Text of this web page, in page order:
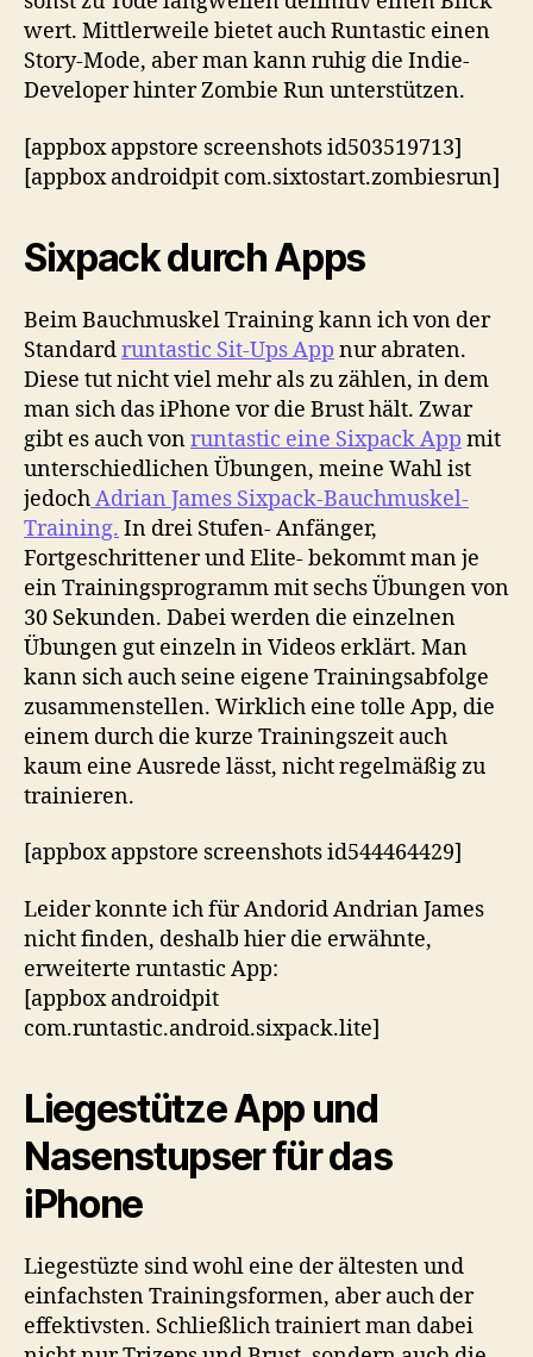
wert. Mittlerweile bietet auch Runtastic einen
Story-Mode, aber man kann ruhig die Indie-
Developer hinter Zombie Run unterstützen.
[appbox appstore screenshots id503519713]
[appbox androidpit com.sixtostart.zombiesrun]
Sixpack durch Apps
Beim Bauchmuskel Training kann ich von der
Standardruntastic Sit-Ups App nur abraten.
Diese tut nicht viel mehr als zu zählen, in dem
man sich das iPhone vor die Brust hält. Zwar
gibt es auch vonruntastic eine Sixpack App mit
unterschiedlichen Übungen, meine Wahl ist
jedochAdrian James Sixpack-Bauchmuskel-
Training. In drei Stufen- Anfänger,
Fortgeschrittener und Elite- bekommt man je
ein Trainingsprogramm mit sechs Übungen von
30 Sekunden. Dabei werden die einzelnen
Übungen gut einzeln in Videos erklärt. Man
kann sich auch seine eigene Trainingsabfolge
zusammenstellen. Wirklich eine tolle App, die
einem durch die kurze Trainingszeit auch
kaum eine Ausrede lässt, nicht regelmäßig zu
trainieren.
[appbox appstore screenshots id544464429]
Leider konnte ich für Andorid Andrian James
nicht finden, deshalb hier die erwähnte,
erweiterte runtastic App:
[appbox androidpit
com.runtastic.android.sixpack.lite]
Liegestütze App und
Nasenstupser für das
iPhone
Liegestüzte sind wohl eine der ältesten und
einfachsten Trainingsformen, aber auch der
effektivsten. Schließlich trainiert man dabei